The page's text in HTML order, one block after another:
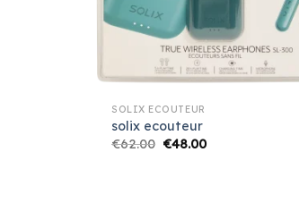
SOLIX ECOUTEUR
solix ecouteur
€62.00 €48.00